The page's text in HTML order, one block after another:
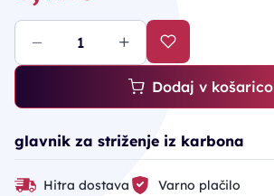
Dodaj v košarico
glavnik za striženje iz karbona
Hitra dostava
Varno plačilo